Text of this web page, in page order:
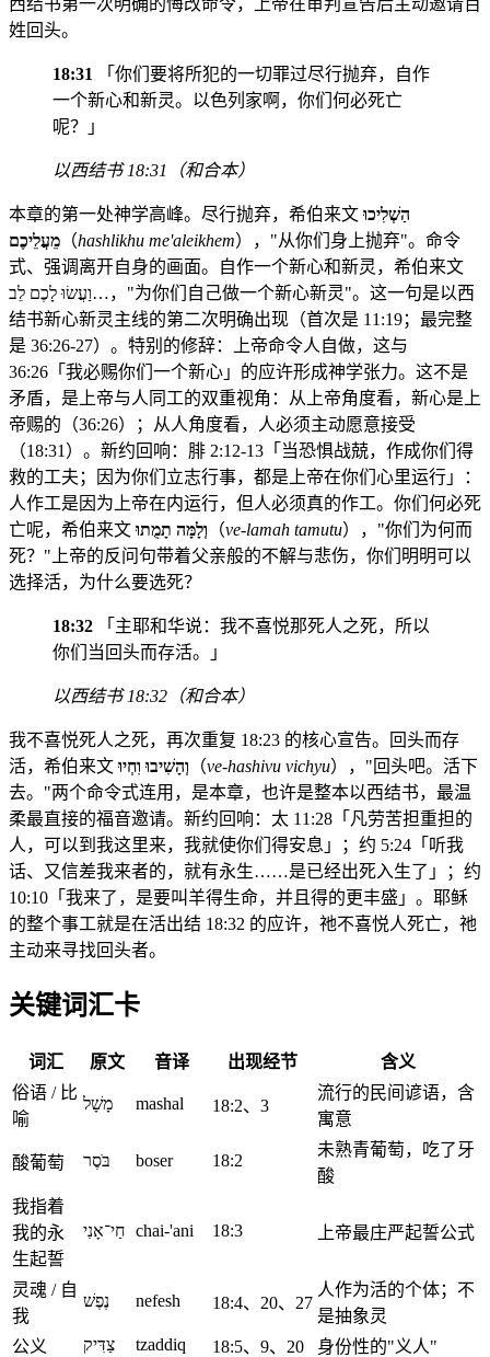
西结书第一次明确的悔改命令，上帝在审判宣告后主动邀请百
姓回头。
18:31
「你们要将所犯的一切罪过尽行抛弃，自作
一个新心和新灵。以色列家啊，你们何必死亡
呢？」
以西结书 18:31（和合本）
本章的第一处神学高峰。尽行抛弃，希伯来文הַשְׁלִיכוּ
מֵעֲלֵיכֶם （hashlikhu me'aleikhem），"从你们身上抛弃"。命令
式、强调离开自身的画面。自作一个新心和新灵，希伯来文
וַעֲשׂוּ לָכֶם לֵב…，"为你们自己做一个新心新灵"。这一句是以西
结书新心新灵主线的第二次明确出现（首次是 11:19；最完整
是 36:26-27）。特别的修辞：上帝命令人自做，这与
36:26「我必赐你们一个新心」的应许形成神学张力。这不是
矛盾，是上帝与人同工的双重视角：从上帝角度看，新心是上
帝赐的（36:26）；从人角度看，人必须主动愿意接受
（18:31）。新约回响：腓 2:12-13「当恐惧战兢，作成你们得
救的工夫；因为你们立志行事，都是上帝在你们心里运行」：
人作工是因为上帝在内运行，但人必须真的作工。你们何必死
亡呢，希伯来文וְלָמָּה תָמֻתוּ （ve-lamah tamutu），"你们为何而
死？"上帝的反问句带着父亲般的不解与悲伤，你们明明可以
选择活，为什么要选死？
18:32 「主耶和华说：我不喜悦那死人之死，所以
你们当回头而存活。」
以西结书 18:32（和合本）
我不喜悦死人之死，再次重复 18:23 的核心宣告。回头而存
活，希伯来文וְהָשִׁיבוּ וִחְיוּ （ve-hashivu vichyu），"回头吧。活下
去。"两个命令式连用，是本章，也许是整本以西结书，最温
柔最直接的福音邀请。新约回响：太 11:28「凡劳苦担重担的
人，可以到我这里来，我就使你们得安息」；约 5:24「听我
话、又信差我来者的，就有永生……是已经出死入生了」；约
10:10「我来了，是要叫羊得生命，并且得的更丰盛」。耶稣
的整个事工就是在活出结 18:32 的应许，祂不喜悦人死亡，祂
主动来寻找回头者。
关键词汇卡
词汇 原文 音译 出现经节
含义
俗语 / 比
喻
מָשָׁל mashal 18:2、3
流行的民间谚语，含
寓意
酸葡萄 בֹּסֶר boser 18:2
未熟青葡萄，吃了牙
酸
我指着
我的永
生起誓
חַי־אָנִי chai-'ani 18:3 上帝最庄严起誓公式
灵魂 / 自
我
נֶפֶשׁ nefesh 18:4、20、27
人作为活的个体；不
是抽象灵
公义
צַדִּיק tzaddiq 18:5、9、20 身份性的"义人"